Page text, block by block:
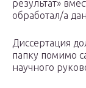
результат»
обработал/а
Диссертация
папку помимо
научного